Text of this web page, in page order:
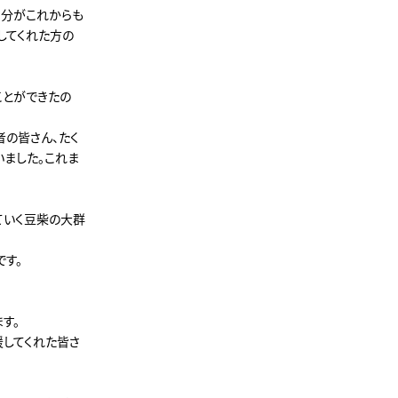
がこれからも
てくれた方の
ができたの
皆さん、たく
した。これま
いく豆柴の大群
。
。
てくれた皆さ